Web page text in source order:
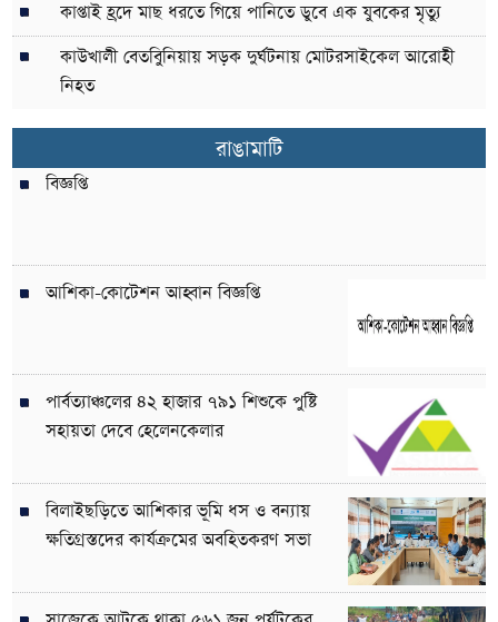
কাপ্তাই হ্রদে মাছ ধরতে গিয়ে পানিতে ডুবে এক যুবকের মৃত্যু
কাউখালী বেতবুিনিয়ায় সড়ক দুর্ঘটনায় মোটরসাইকেল আরোহী
নিহত
রাঙামাটি
বিজ্ঞপ্তি
আশিকা-কোটেশন আহ্বান বিজ্ঞপ্তি
পার্বত্যাঞ্চলের ৪২ হাজার ৭৯১ শিশুকে পুষ্টি
সহায়তা দেবে হেলেনকেলার
বিলাইছড়িতে আশিকার ভূমি ধস ও বন্যায়
ক্ষতিগ্রস্তদের কার্যক্রমের অবহিতকরণ সভা